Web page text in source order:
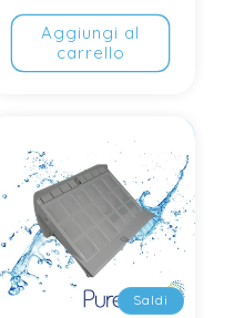
vendita
Aggiungi al
carrello
Saldi